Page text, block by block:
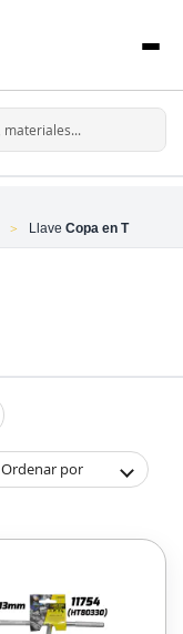
Llave Copa en T
Ordenar por